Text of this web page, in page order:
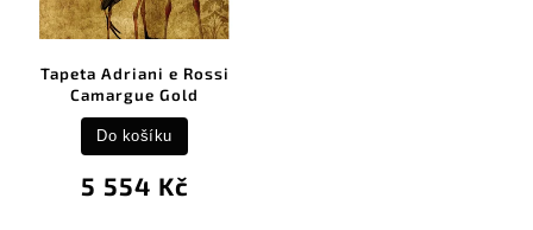
Tapeta Adriani e Rossi
Camargue Gold
5 554 Kč
Do košíku